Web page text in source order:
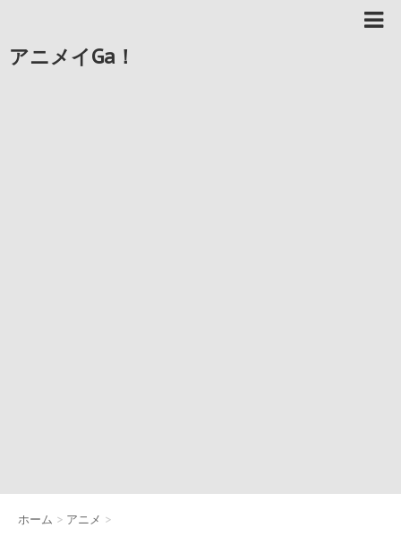
アニメイGa！
ホーム > アニメ >